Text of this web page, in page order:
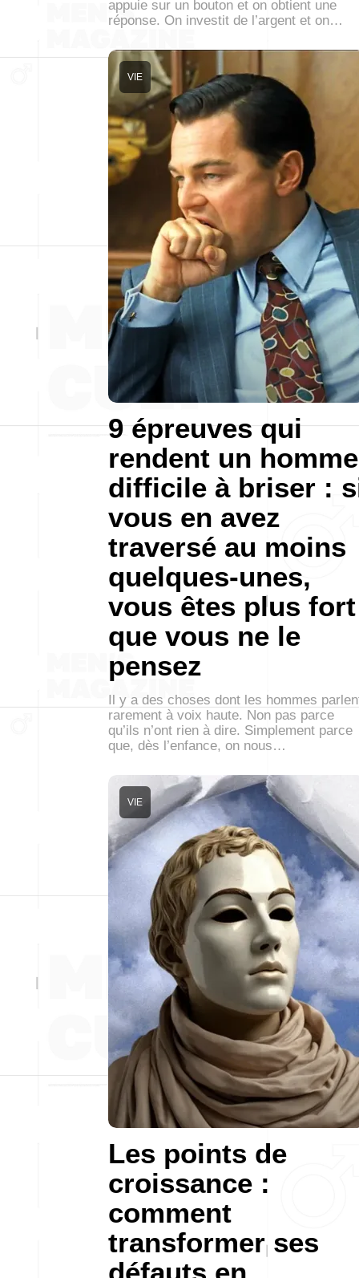
appuie sur un bouton et on obtient une
réponse. On investit de l’argent et on…
9 épreuves qui
rendent un homme
difficile à briser :
vous en avez
traversé au moins
quelques-unes,
vous êtes plus fort
que vous ne le
pensez
VIE
Il y a des choses dont les hommes
rarement à voix haute. Non pas parce
qu’ils n’ont rien à dire. Simplement parce
que, dès l’enfance, on nous…
Les points de
croissance :
comment
transformer ses
défauts en
VIE